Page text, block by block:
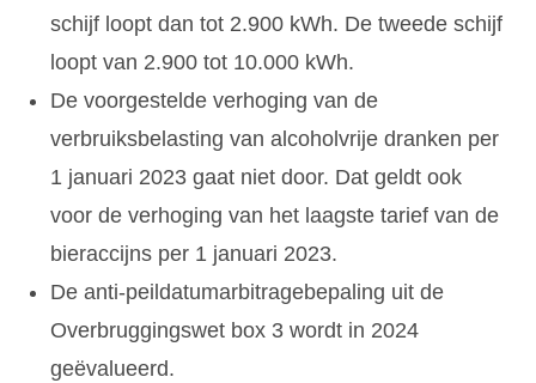
schijf loopt dan tot 2.900 kWh. De tweede schijf
loopt van 2.900 tot 10.000 kWh.
De voorgestelde verhoging van de
verbruiksbelasting van alcoholvrije dranken per
1 januari 2023 gaat niet door. Dat geldt ook
voor de verhoging van het laagste tarief van de
bieraccijns per 1 januari 2023.
De anti-peildatumarbitragebepaling uit de
Overbruggingswet box 3 wordt in 2024
geëvalueerd.